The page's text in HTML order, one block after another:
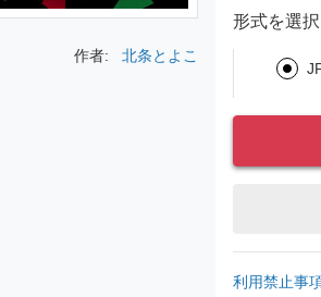
作者: 北条とよこ
形式を選
利用禁止事